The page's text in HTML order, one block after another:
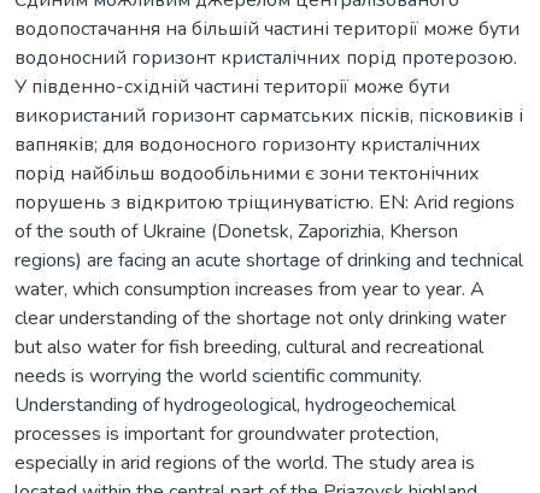
водопостачання на більшій частині території може бути
водоносний горизонт кристалічних порід протерозою.
У південно-східній частині території може бути
використаний горизонт сарматських пісків, пісковиків і
вапняків; для водоносного горизонту кристалічних
порід найбільш водообільними є зони тектонічних
порушень з відкритою тріщинуватістю. EN: Arid regions
of the south of Ukraine (Donetsk, Zaporizhia, Kherson
regions) are facing an acute shortage of drinking and technical
water, which consumption increases from year to year. A
clear understanding of the shortage not only drinking water
but also water for fish breeding, cultural and recreational
needs is worrying the world scientific community.
Understanding of hydrogeological, hydrogeochemical
processes is important for groundwater protection,
especially in arid regions of the world. The study area is